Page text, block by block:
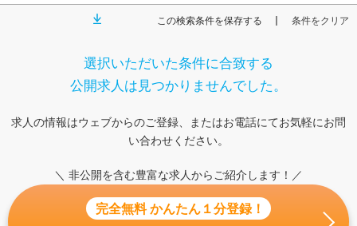
この検索条件を保存する 条件をクリア
選択いただいた条件に合致する
公開求人は見つかりませんでした。
求人の情報はウェブからのご登録、またはお電話にてお気軽にお問
い合わせください。
＼ 非公開を含む豊富な求人からご紹介します！／
完全無料 かんたん１分登録！